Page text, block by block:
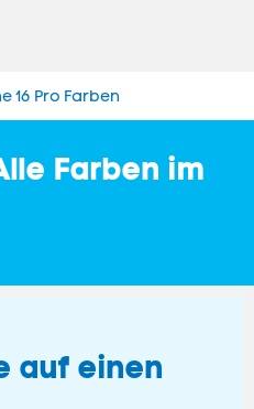
16 Pro Farben
Farben im
auf einen